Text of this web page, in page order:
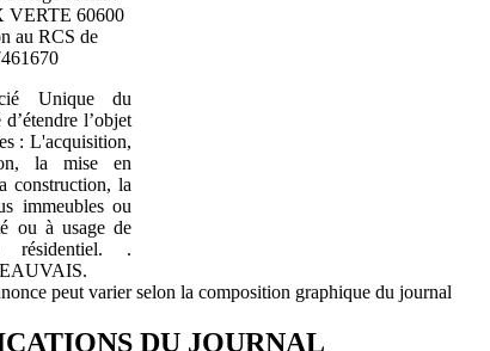
VERTE 60600
au RCS de
Unique du
l’objet
: L'acquisition,
la mise en
construction, la
immeubles ou
ou à usage de
résidentiel. .
peut varier selon la composition graphique du journal
DU JOURNAL